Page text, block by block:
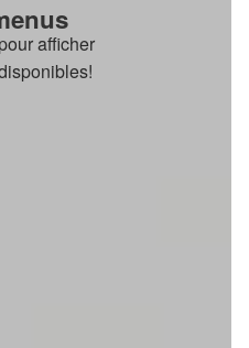
afficher